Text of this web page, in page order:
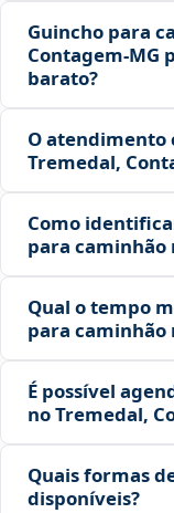
Guincho para
Contagem‑MG
barato?
O atendimento
Tremedal,
Como
para caminhão
Qual o tempo
para caminhão
É possível
no Tremedal,
Quais formas
disponíveis?